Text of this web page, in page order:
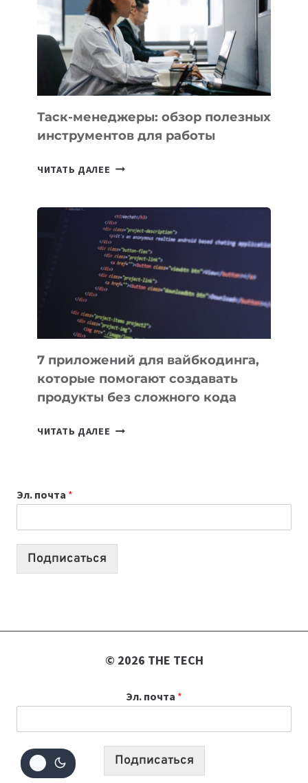
3
ЗАДАЧИ
ЕМУ
МОЖНО
ПОРУЧИТЬ
УЖЕ
СЕГОДНЯ
Таск-менеджеры: обзор полезных
инструментов для работы
ЧИТАТЬ ДАЛЕЕ ТАСК-
ПОЛЕЗНЫХ
ИНСТРУМЕНТОВ
ДЛЯ
РАБОТЫ
7 приложений для вайбкодинга,
которые помогают создавать
продукты без сложного кода
ЧИТАТЬ ДАЛЕЕ
СОЗДАВАТЬ
ПРОДУКТЫ
Эл. почта *
Подписаться
© 2026 THE TECH
Эл. почта *
Подписаться